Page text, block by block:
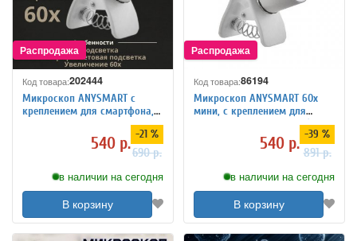
Код товара:202444
Микроскоп ANYSMART с
креплением для смартфона,
подсветка 2 LED, увеличение
540 р. -21 %
690 р.
в наличии на сегодня
В корзину
Код товара:86194
Микроскоп ANYSMART 60x
мини, с креплением для
смартфона, подсветкой (2
LED) и ультрафиолетом (9882-
540 р. -39 %
891 р.
в наличии на сегодня
В корзину